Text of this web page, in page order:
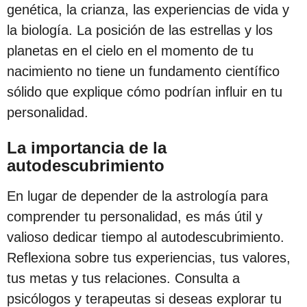
genética, la crianza, las experiencias de vida y
la biología. La posición de las estrellas y los
planetas en el cielo en el momento de tu
nacimiento no tiene un fundamento científico
sólido que explique cómo podrían influir en tu
personalidad.
La importancia de la
autodescubrimiento
En lugar de depender de la astrología para
comprender tu personalidad, es más útil y
valioso dedicar tiempo al autodescubrimiento.
Reflexiona sobre tus experiencias, tus valores,
tus metas y tus relaciones. Consulta a
psicólogos y terapeutas si deseas explorar tu